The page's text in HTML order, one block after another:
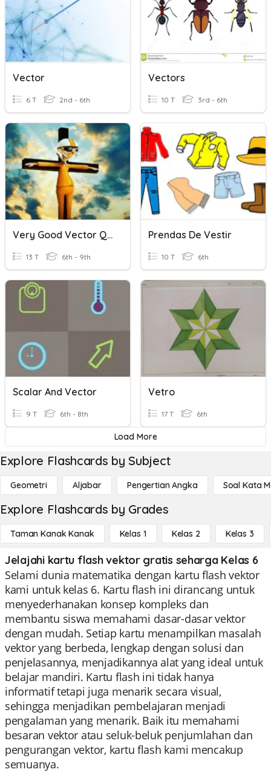
Vector
6 T 2nd - 6th
Vectors
10 T 3rd - 6th
Very Good Vector Quiz
13 T 6th - 9th
Prendas De Vestir
10 T 6th
Scalar And Vector
9 T 6th - 8th
Vetro
17 T 6th
Load More
Explore Flashcards by Subject
Geometri Aljabar Pengertian Angka Soal Kata
Explore Flashcards by Grades
Taman Kanak Kanak Kelas 1 Kelas 2 Kelas 3
Jelajahi kartu flash vektor gratis seharga Kelas 6
Selami dunia matematika dengan kartu flash vektor
kami untuk kelas 6. Kartu flash ini dirancang untuk
menyederhanakan konsep kompleks dan
membantu siswa memahami dasar-dasar vektor
dengan mudah. Setiap kartu menampilkan masalah
vektor yang berbeda, lengkap dengan solusi dan
penjelasannya, menjadikannya alat yang ideal untuk
belajar mandiri. Kartu flash ini tidak hanya
informatif tetapi juga menarik secara visual,
sehingga menjadikan pembelajaran menjadi
pengalaman yang menarik. Baik itu memahami
besaran vektor atau seluk-beluk penjumlahan dan
pengurangan vektor, kartu flash kami mencakup
semuanya.